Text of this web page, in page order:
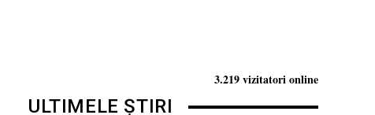
3.219 vizitatori online
ULTIMELE ȘTIRI